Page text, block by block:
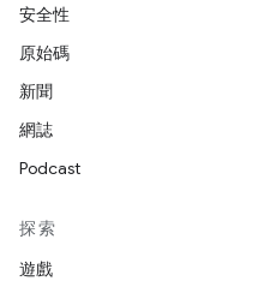
安全性
原始碼
新聞
網誌
Podcast
探索
遊戲